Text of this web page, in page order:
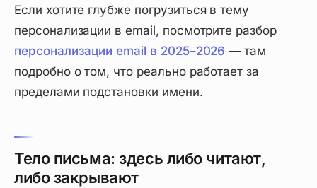
Если хотите глубже погрузиться в тему
персонализации в email, посмотрите разбор
персонализации email в 2025–2026 — там
подробно о том, что реально работает за
пределами подстановки имени.
Тело письма: здесь либо читают,
либо закрывают